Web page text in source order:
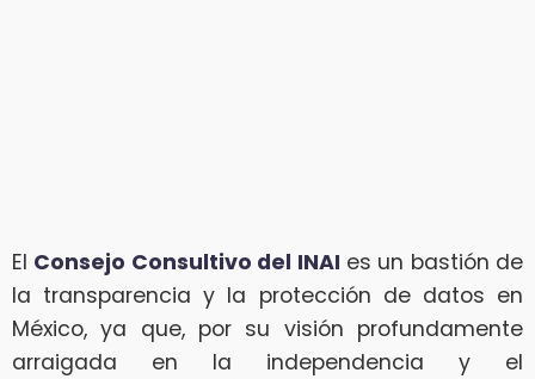
El Consejo Consultivo del INAI es un bastión de
la transparencia y la protección de datos en
México, ya que, por su visión profundamente
arraigada en la independencia y el